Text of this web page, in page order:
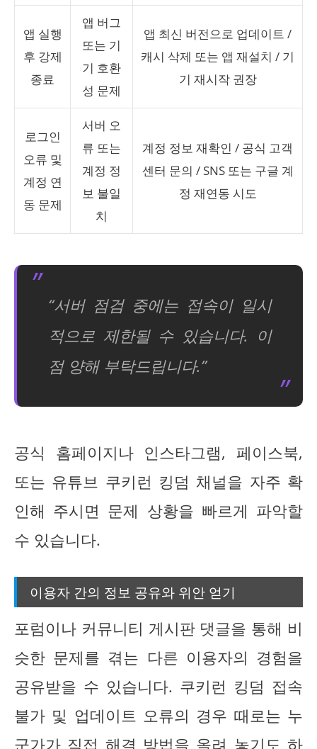
앱 실행
후 강제
종료
앱 버그
또는 기
기 호환
성 문제
앱 최신 버전으로 업데이트 /
캐시 삭제 또는 앱 재설치 / 기
기 재시작 권장
로그인
오류 및
계정 연
동 문제
서버 오
류 또는
계정 정
보 불일
치
계정 정보 재확인 / 공식 고객
센터 문의 / SNS 또는 구글 계
정 재연동 시도
“서버 점검 중에는 접속이 일시
적으로 제한될 수 있습니다. 이
점 양해 부탁드립니다.”
공식 홈페이지나 인스타그램, 페이스북,
또는 유튜브 쿠키런 킹덤 채널을 자주 확
인해 주시면 문제 상황을 빠르게 파악할
수 있습니다.
이용자 간의 정보 공유와 위안 얻기
포럼이나 커뮤니티 게시판 댓글을 통해 비
슷한 문제를 겪는 다른 이용자의 경험을
공유받을 수 있습니다. 쿠키런 킹덤 접속
불가 및 업데이트 오류의 경우 때로는 누
군가가 직접 해결 방법을 올려 놓기도 하